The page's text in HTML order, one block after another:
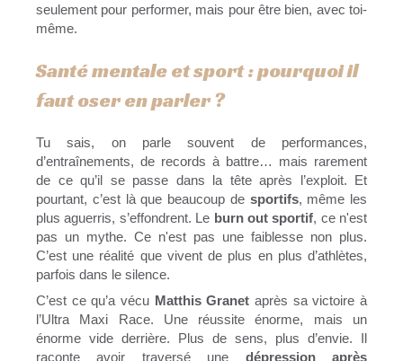
seulement pour performer, mais pour être bien, avec toi-
même.
Santé mentale et sport : pourquoi il
faut oser en parler ?
Tu sais, on parle souvent de performances,
d’entraînements, de records à battre… mais rarement
de ce qu’il se passe dans la tête après l’exploit. Et
pourtant, c’est là que beaucoup de sportifs, même les
plus aguerris, s’effondrent. Le burn out sportif, ce n'est
pas un mythe. Ce n'est pas une faiblesse non plus.
C’est une réalité que vivent de plus en plus d’athlètes,
parfois dans le silence.
C’est ce qu’a vécu Matthis Granet après sa victoire à
l’Ultra Maxi Race. Une réussite énorme, mais un
énorme vide derrière. Plus de sens, plus d’envie. Il
raconte avoir traversé une dépression après